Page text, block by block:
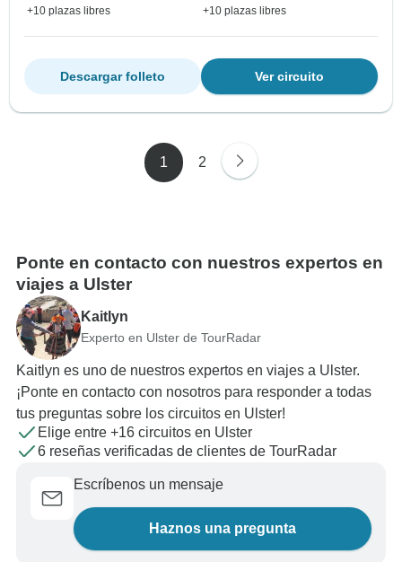
+10 plazas libres +10 plazas libres
Ver circuito
Descargar folleto
1 2
Ponte en contacto con nuestros expertos en
viajes a Ulster
Kaitlyn
Experto en Ulster de TourRadar
Kaitlyn es uno de nuestros expertos en viajes a Ulster.
¡Ponte en contacto con nosotros para responder a todas
tus preguntas sobre los circuitos en Ulster!
Elige entre +16 circuitos en Ulster
6 reseñas verificadas de clientes de TourRadar
Escríbenos un mensaje
Haznos una pregunta